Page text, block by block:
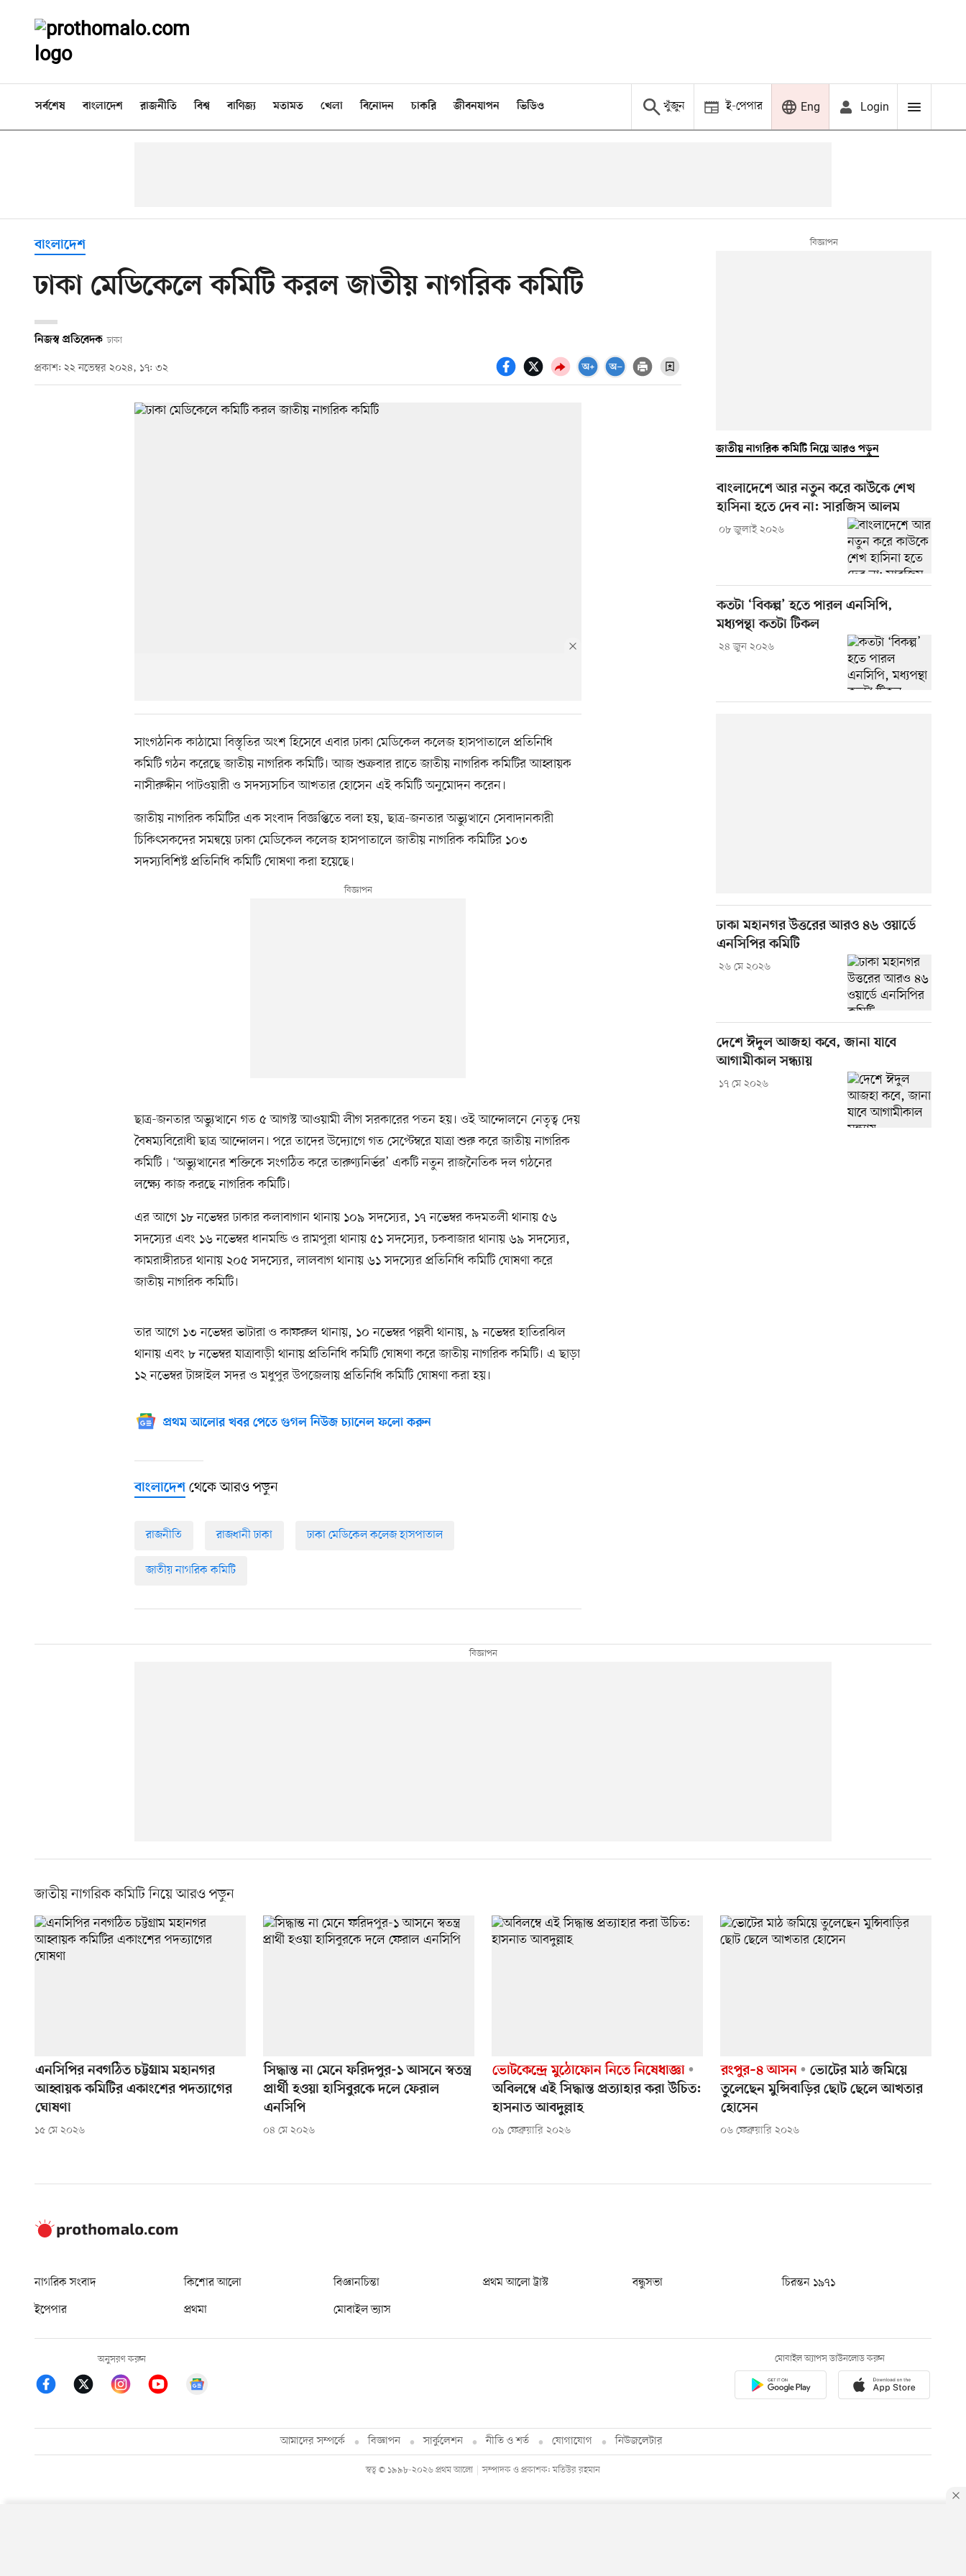
সর্বশেষ বাংলাদেশ রাজনীতি বিশ্ব বাণিজ্য মতামত খেলা বিনোদন চাকরি জীবনযাপন ভিডিও খুঁজুন ই-পেপার Eng Login
বাংলাদেশ
ঢাকা মেডিকেলে কমিটি করল জাতীয় নাগরিক কমিটি
নিজস্ব প্রতিবেদক ঢাকা
প্রকাশ: ২২ নভেম্বর ২০২৪, ১৭: ৩২
সাংগঠনিক কাঠামো বিস্তৃতির অংশ হিসেবে এবার ঢাকা মেডিকেল কলেজ হাসপাতালে প্রতিনিধি
কমিটি গঠন করেছে জাতীয় নাগরিক কমিটি। আজ শুক্রবার রাতে জাতীয় নাগরিক কমিটির আহ্বায়ক
নাসীরুদ্দীন পাটওয়ারী ও সদস্যসচিব আখতার হোসেন এই কমিটি অনুমোদন করেন।
জাতীয় নাগরিক কমিটির এক সংবাদ বিজ্ঞপ্তিতে বলা হয়, ছাত্র-জনতার অভ্যুত্থানে সেবাদানকারী
চিকিৎসকদের সমন্বয়ে ঢাকা মেডিকেল কলেজ হাসপাতালে জাতীয় নাগরিক কমিটির ১০৩
সদস্যবিশিষ্ট প্রতিনিধি কমিটি ঘোষণা করা হয়েছে।
ছাত্র-জনতার অভ্যুত্থানে গত ৫ আগস্ট আওয়ামী লীগ সরকারের পতন হয়। ওই আন্দোলনে নেতৃত্ব দেয়
বৈষম্যবিরোধী ছাত্র আন্দোলন। পরে তাদের উদ্যোগে গত সেপ্টেম্বরে যাত্রা শুরু করে জাতীয় নাগরিক
কমিটি৷ ‘অভ্যুত্থানের শক্তিকে সংগঠিত করে তারুণ্যনির্ভর’ একটি নতুন রাজনৈতিক দল গঠনের
লক্ষ্যে কাজ করছে নাগরিক কমিটি।
এর আগে ১৮ নভেম্বর ঢাকার কলাবাগান থানায় ১০৯ সদস্যের, ১৭ নভেম্বর কদমতলী থানায় ৫৬
সদস্যের এবং ১৬ নভেম্বর ধানমন্ডি ও রামপুরা থানায় ৫১ সদস্যের, চকবাজার থানায় ৬৯ সদস্যের,
কামরাঙ্গীরচর থানায় ২০৫ সদস্যের, লালবাগ থানায় ৬১ সদস্যের প্রতিনিধি কমিটি ঘোষণা করে
জাতীয় নাগরিক কমিটি।
তার আগে ১৩ নভেম্বর ভাটারা ও কাফরুল থানায়, ১০ নভেম্বর পল্লবী থানায়, ৯ নভেম্বর হাতিরঝিল
থানায় এবং ৮ নভেম্বর যাত্রাবাড়ী থানায় প্রতিনিধি কমিটি ঘোষণা করে জাতীয় নাগরিক কমিটি। এ ছাড়া
১২ নভেম্বর টাঙ্গাইল সদর ও মধুপুর উপজেলায় প্রতিনিধি কমিটি ঘোষণা করা হয়।
প্রথম আলোর খবর পেতে গুগল নিউজ চ্যানেল ফলো করুন
বাংলাদেশ থেকে আরও পড়ুন
রাজনীতি রাজধানী ঢাকা ঢাকা মেডিকেল কলেজ হাসপাতাল
জাতীয় নাগরিক কমিটি
জাতীয় নাগরিক কমিটি নিয়ে আরও পড়ুন
বাংলাদেশে আর নতুন করে কাউকে শেখ
হাসিনা হতে দেব না: সারজিস আলম
০৮ জুলাই ২০২৬
কতটা ‘বিকল্প’ হতে পারল এনসিপি,
মধ্যপন্থা কতটা টিকল
২৪ জুন ২০২৬
ঢাকা মহানগর উত্তরের আরও ৪৬ ওয়ার্ডে
এনসিপির কমিটি
২৬ মে ২০২৬
দেশে ঈদুল আজহা কবে, জানা যাবে
আগামীকাল সন্ধ্যায়
১৭ মে ২০২৬
জাতীয় নাগরিক কমিটি নিয়ে আরও পড়ুন
এনসিপির নবগঠিত চট্টগ্রাম মহানগর
আহ্বায়ক কমিটির একাংশের পদত্যাগের
ঘোষণা
১৫ মে ২০২৬
সিদ্ধান্ত না মেনে ফরিদপুর-১ আসনে স্বতন্ত্র
প্রার্থী হওয়া হাসিবুরকে দলে ফেরাল
এনসিপি
০৪ মে ২০২৬
ভোটকেন্দ্রে মুঠোফোন নিতে নিষেধাজ্ঞা
অবিলম্বে এই সিদ্ধান্ত প্রত্যাহার করা উচিত:
হাসনাত আবদুল্লাহ
০৯ ফেব্রুয়ারি ২০২৬
রংপুর–৪ আসন
ভোটের মাঠ জমিয়ে
তুলেছেন মুন্সিবাড়ির ছোট ছেলে আখতার
হোসেন
০৬ ফেব্রুয়ারি ২০২৬
নাগরিক সংবাদ কিশোর আলো বিজ্ঞানচিন্তা প্রথম আলো ট্রাস্ট বন্ধুসভা
চিরন্তন ১৯৭১
ইপেপার
প্রথমা মোবাইল ভ্যাস
অনুসরণ করুন মোবাইল অ্যাপস ডাউনলোড করুন
আমাদের সম্পর্কে বিজ্ঞাপন সার্কুলেশন নীতি ও শর্ত যোগাযোগ নিউজলেটার
স্বত্ব © ১৯৯৮-২০২৬ প্রথম আলো সম্পাদক ও প্রকাশক: মতিউর রহমান